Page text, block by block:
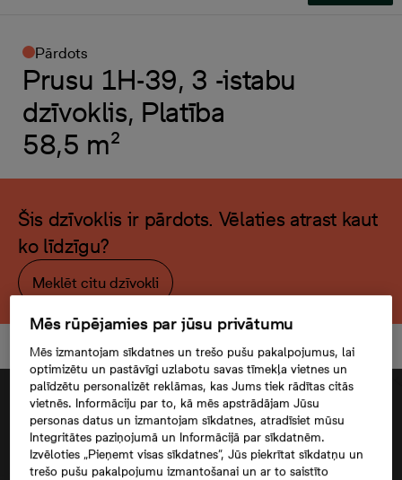
Pārdots
Prusu 1H-39, 3 -istabu
dzīvoklis, Platība
58,5 m²
Šis dzīvoklis ir pārdots. Vēlaties atrast kaut
ko līdzīgu?
Meklēt citu dzīvokli
Mēs rūpējamies par jūsu privātumu
Mēs izmantojam sīkdatnes un trešo pušu pakalpojumus, lai
optimizētu un pastāvīgi uzlabotu savas tīmekļa vietnes un
palīdzētu personalizēt reklāmas, kas Jums tiek rādītas citās
vietnēs. Informāciju par to, kā mēs apstrādājam Jūsu
personas datus un izmantojam sīkdatnes, atradīsiet mūsu
Integritātes paziņojumā un Informācijā par sīkdatnēm.
Izvēloties „Pieņemt visas sīkdatnes”, Jūs piekrītat sīkdatņu un
trešo pušu pakalpojumu izmantošanai un ar to saistīto